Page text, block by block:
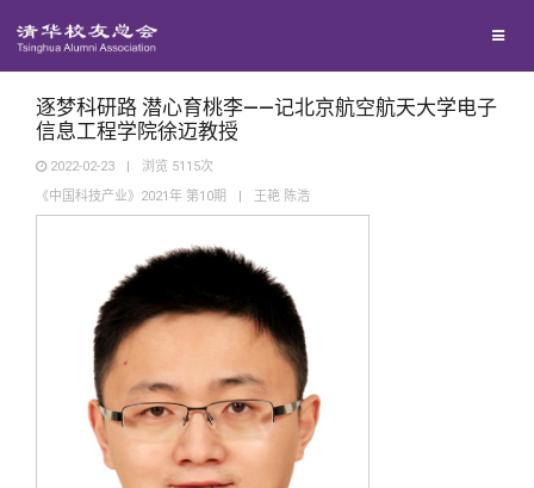
西南联大校友会
义工计划
新媒体平台
青春风采
校友文苑
校友讲坛
校友视界
校友服务
终身学习
校友总会
逐梦科研路 潜心育桃李——记北京航空航天大学电子
信息工程学院徐迈教授
2022-02-23 | 浏览 5115次
《中国科技产业》2021年 第10期
| 王艳 陈浩